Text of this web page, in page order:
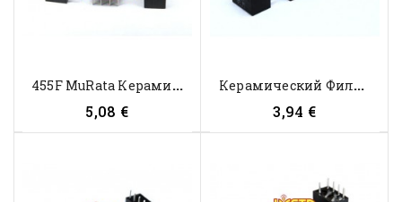
4
55F MuRata Керамический Фильтр...
5,08 €
К
Ерамический Фильтр 450IT MuRata...
3,94 €